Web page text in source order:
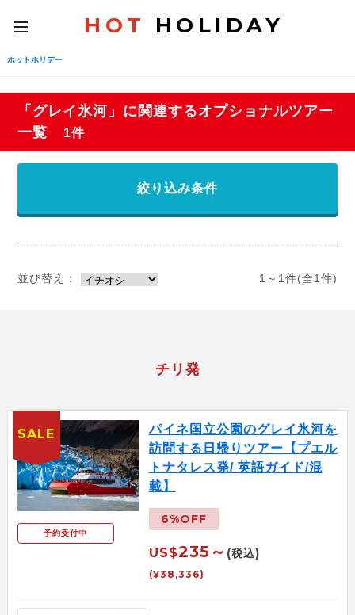
toggle
navigation
HOT HOLIDAY
ホットホリデー
「グレイ氷河」に関連するオプショナルツアー
一覧
1件
絞り込み条件
並び替え： 1～1件(全1件)
チリ発
予約受付中
パイネ国立公園のグレイ氷河を
訪問する日帰りツアー【プエル
トナタレス発/ 英語ガイド/混
載】
6%OFF
US$235～ (税込)
(¥38,336)
SALE